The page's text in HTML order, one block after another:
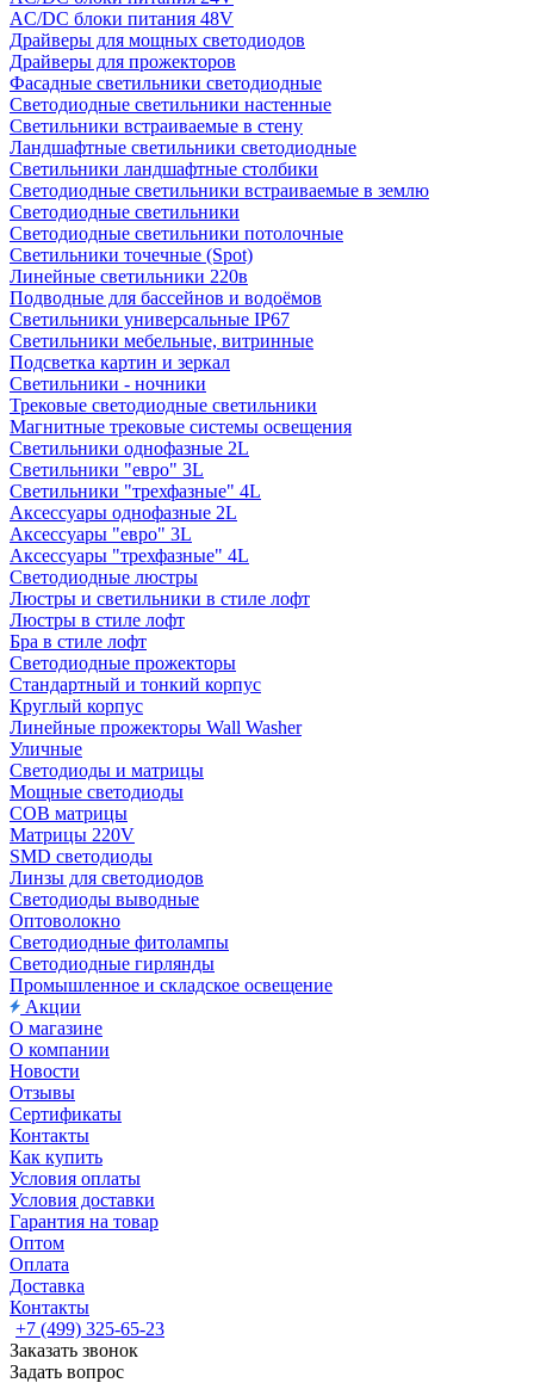
AC/DC блоки питания 48V
Драйверы для мощных светодиодов
Драйверы для прожекторов
Фасадные светильники светодиодные
Светодиодные светильники настенные
Светильники встраиваемые в стену
Ландшафтные светильники светодиодные
Светильники ландшафтные столбики
Светодиодные светильники встраиваемые в землю
Светодиодные светильники
Светодиодные светильники потолочные
Светильники точечные (Spot)
Линейные светильники 220в
Подводные для бассейнов и водоёмов
Светильники универсальные IP67
Светильники мебельные, витринные
Подсветка картин и зеркал
Светильники - ночники
Трековые светодиодные светильники
Магнитные трековые системы освещения
Светильники однофазные 2L
Светильники "евро" 3L
Светильники "трехфазные" 4L
Аксессуары однофазные 2L
Аксессуары "евро" 3L
Аксессуары "трехфазные" 4L
Светодиодные люстры
Люстры и светильники в стиле лофт
Люстры в стиле лофт
Бра в стиле лофт
Светодиодные прожекторы
Стандартный и тонкий корпус
Круглый корпус
Линейные прожекторы Wall Washer
Уличные
Светодиоды и матрицы
Мощные светодиоды
COB матрицы
Матрицы 220V
SMD светодиоды
Линзы для светодиодов
Светодиоды выводные
Оптоволокно
Светодиодные фитолампы
Светодиодные гирлянды
Промышленное и складское освещение
Акции
О магазине
О компании
Новости
Отзывы
Сертификаты
Контакты
Как купить
Условия оплаты
Условия доставки
Гарантия на товар
Оптом
Оплата
Доставка
Контакты
+7 (499) 325-65-23
Заказать звонок
Задать вопрос